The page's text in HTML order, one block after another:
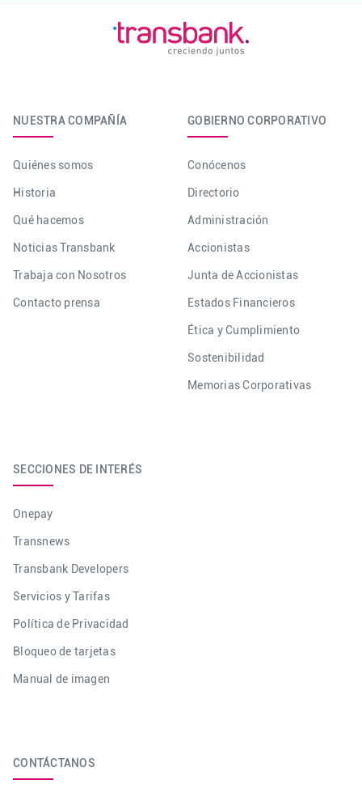
NUESTRA COMPAÑÍA
Quiénes somos
Historia
Qué hacemos
Noticias Transbank
Trabaja con Nosotros
Contacto prensa
GOBIERNO CORPORATIVO
Conócenos
Directorio
Administración
Accionistas
Junta de Accionistas
Estados Financieros
Ética y Cumplimiento
Sostenibilidad
Memorias Corporativas
SECCIONES DE INTERÉS
Onepay
Transnews
Transbank Developers
Servicios y Tarifas
Política de Privacidad
Bloqueo de tarjetas
Manual de imagen
CONTÁCTANOS